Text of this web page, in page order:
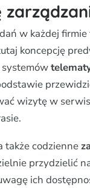
w każdej
koncepcję
systemów
wizytę w
także codzienne
przydzielić
ich